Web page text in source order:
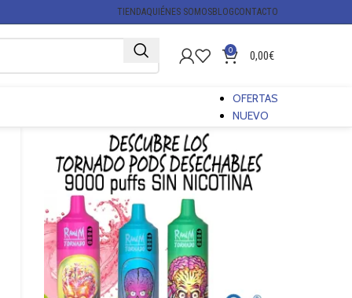
TIENDAQUIÉNES SOMOSBLOGCONTACTO
0 0,00€
OFERTAS
NUEVO